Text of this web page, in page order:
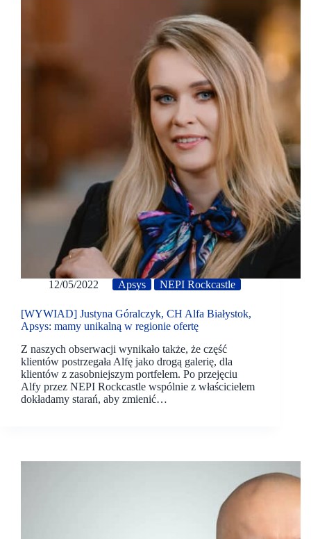
12/05/2022 Apsys NEPI Rockcastle
[WYWIAD] Justyna Góralczyk, CH Alfa Białystok,
Apsys: mamy unikalną w regionie ofertę
Z naszych obserwacji wynikało także, że część
klientów postrzegała Alfę jako drogą galerię, dla
klientów z zasobniejszym portfelem. Po przejęciu
Alfy przez NEPI Rockcastle wspólnie z właścicielem
dokładamy starań, aby zmienić…